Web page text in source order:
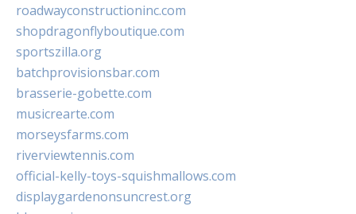
roadwayconstructioninc.com
shopdragonflyboutique.com
sportszilla.org
batchprovisionsbar.com
brasserie-gobette.com
musicrearte.com
morseysfarms.com
riverviewtennis.com
official-kelly-toys-squishmallows.com
displaygardenonsuncrest.org